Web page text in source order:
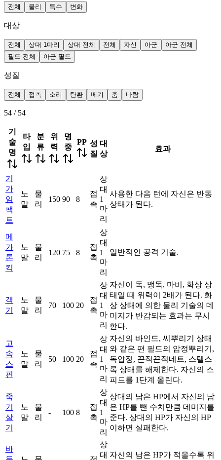
전체 물리 특수 변화
대상
전체 상대 1마리 상대 전체 전체 자신 아군
아군 전체
필드 전체
아군 필드
성질
전체 접촉 소리 탄환 베기 춤 바람
54 / 54
기
술
명
타
입
분
류
위
력
명
중
PP 성
질
대
상
효과
기
가
임
팩
트
노
말
물
리
150 90 8
접
촉
상
대
1
마
리
사용한 다음 턴에 자신은 반동
상태가 된다.
메
가
톤
킥
노
말
물
리
120 75 8
접
촉
상
대
1
마
리
일반적인 공격 기술.
객
기
노
말
물
리
70 100 20
접
촉
상
대
1
마
리
자신이 독, 맹독, 마비, 화상 상
태일 때 위력이 2배가 된다. 화
상 상태에 의한 물리 기술의 데
미지가 반감되는 효과는 무시
한다.
고
속
스
핀
노
말
물
리
50 100 20
접
촉
상
대
1
마
리
자신의 바인드, 씨뿌리기 상태
와 같은 편 필드의 압정뿌리기,
독압정, 끈적끈적네트, 스텔스
록 상태를 해제한다. 자신의 스
피드를 1단계 올린다.
죽
기
살
기
노
말
물
리
- 100 8
접
촉
상
대
1
마
리
상대의 남은 HP에서 자신의 남
은 HP를 뺀 수치만큼 데미지를
준다. 상대의 HP가 자신의 HP
이하면 실패한다.
바
상
대 자신의 남은 HP가 적을수록 위